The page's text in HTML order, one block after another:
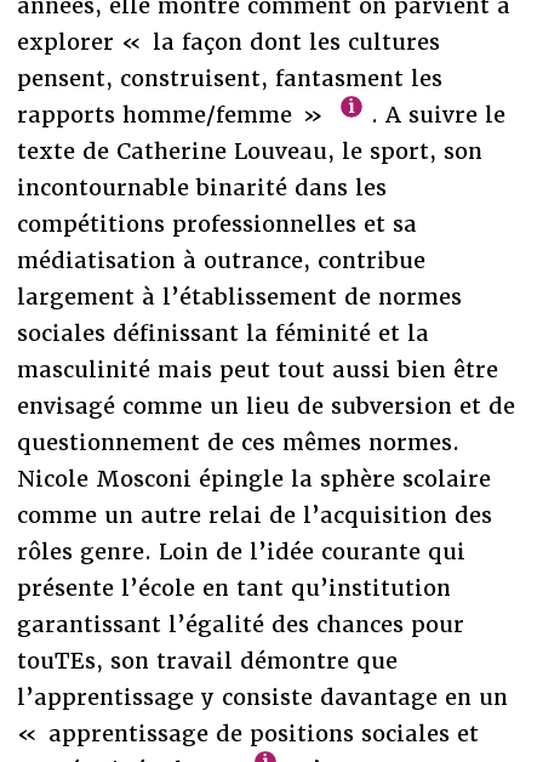
explorer « la façon dont les cultures
pensent, construisent, fantasment les
rapports homme/femme »
. A suivre le
texte de Catherine Louveau, le sport, son
incontournable binarité dans les
compétitions professionnelles et sa
médiatisation à outrance, contribue
largement à l’établissement de normes
sociales définissant la féminité et la
masculinité mais peut tout aussi bien être
envisagé comme un lieu de subversion et de
questionnement de ces mêmes normes.
Nicole Mosconi épingle la sphère scolaire
comme un autre relai de l’acquisition des
rôles genre. Loin de l’idée courante qui
présente l’école en tant qu’institution
garantissant l’égalité des chances pour
touTEs, son travail démontre que
l’apprentissage y consiste davantage en un
« apprentissage de positions sociales et